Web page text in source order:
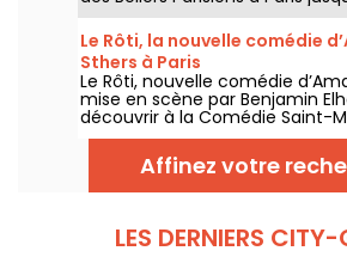
2026, avec des
dimanche.
Le Rôti, la nouvelle comédie
Sthers à Paris
Le Rôti, nouvelle comédie
mise en scène par Benjamin
découvrir à la Comédie Saint-
jusqu’au 15 octobre 2026.
Affinez votre
LES DERNIERS CITY-